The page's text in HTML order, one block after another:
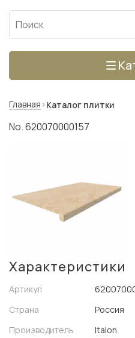
Главная Каталог плитки
No. 620070000157
Характеристики
Артикул
Страна
Россия
Производитель
Italon